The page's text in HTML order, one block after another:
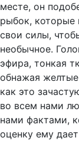
месте, он
рыбок, которые
свои силы,
необычное.
эфира, тонкая
обнажая
как это
во всем нами
нами фактами,
оценку ему